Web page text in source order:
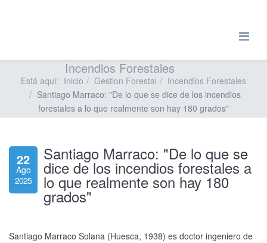
Incendios Forestales
Está aquí: Inicio Gestion Forestal
Incendios Forestales
Santiago Marraco: "De lo que se dice de los incendios
forestales a lo que realmente son hay 180 grados"
22
Ago
2025
Santiago Marraco: "De lo que se
dice de los incendios forestales a
lo que realmente son hay 180
grados"
Santiago Marraco Solana (Huesca, 1938) es doctor ingeniero de